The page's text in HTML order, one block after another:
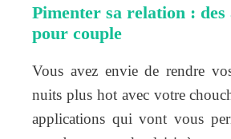
Pimenter sa relation :
pour couple
Vous avez envie de rendre
nuits plus hot avec votre
applications qui vont vous